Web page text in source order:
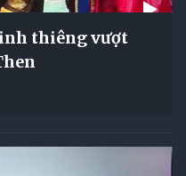
thiêng vượt